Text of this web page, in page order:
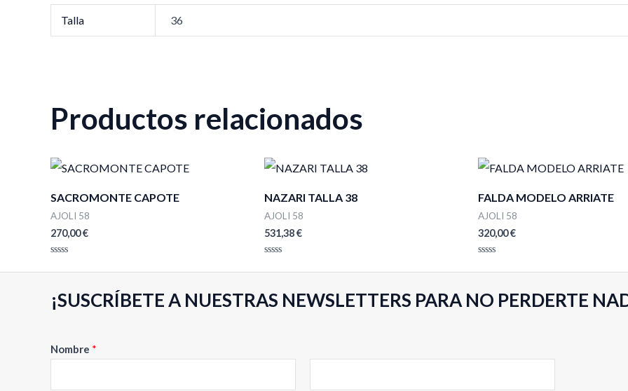
Talla 36
Productos relacionados
SACROMONTE CAPOTE
AJOLI 58
270,00€
con
5
NAZARI TALLA 38
AJOLI 58
531,38€
con
5
FALDA MODELO ARRIATE
AJOLI 58
320,00€
con
5
¡SUSCRÍBETE A NUESTRAS NEWSLETTERS PARA NO PERDERTE
Nombre *